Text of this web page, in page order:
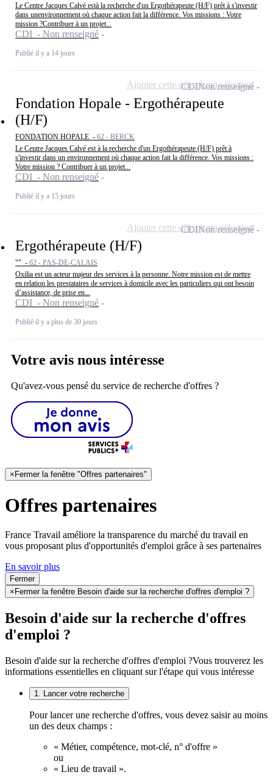
Le Centre Jacques Calvé està la recherche d'un Ergothérapeute (H/F) prêt à s'investir
dans unenvironnement où chaque action fait la différence. Vos missions : Votre
mission ?Contribuer à un projet...
CDI - Non renseigné
Publié il y a 14 jours
Fondation Hopale - Ergothérapeute
(H/F)
FONDATION HOPALE - 62 - BERCK
Le Centre Jacques Calvé est à la recherche d'un Ergothérapeute (H/F) prêt à
s'investir dans un environnement où chaque action fait la différence. Vos missions :
Votre mission ? Contribuer à un projet...
CDI - Non renseigné
Publié il y a 15 jours
CDINon renseigné
Ajouter cette offre à ma sélection
Ergothérapeute (H/F)
"" - 62 - PAS-DE-CALAIS
Oxilia est un acteur majeur des services à la personne. Notre mission est de mettre
en relation les prestataires de services à domicile avec les particuliers qui ont besoin
d’assistance, de prise en...
CDI - Non renseigné
Publié il y a plus de 30 jours
CDINon renseigné
Ajouter cette offre à ma sélection
Votre avis nous intéresse
Qu'avez-vous pensé du service de recherche d'offres ?
× Fermer la fenêtre "Offres partenaires"
Offres partenaires
France Travail améliore la transparence du marché du travail en
vous proposant plus d'opportunités d'emploi grâce à ses partenaires
En savoir plus
Fermer
× Fermer la fenêtre Besoin d'aide sur la recherche d'offres d'emploi ?
Besoin d'aide sur la recherche d'offres
d'emploi ?
Besoin d'aide sur la recherche d'offres d'emploi ?Vous trouverez les
informations essentielles en cliquant sur l'étape qui vous intéresse
1. Lancer votre recherche
Pour lancer une recherche d'offres, vous devez saisir au moins
un des deux champs :
« Métier, compétence, mot-clé, n° d'offre »
ou
« Lieu de travail ».